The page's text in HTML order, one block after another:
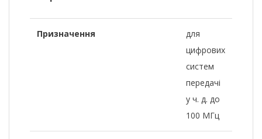
Призначення
для
цифрових
систем
передачі
у ч. д. до
100 МГц